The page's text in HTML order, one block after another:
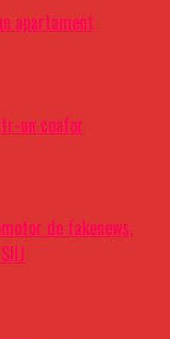
apartament
un coafor
de fakenews,